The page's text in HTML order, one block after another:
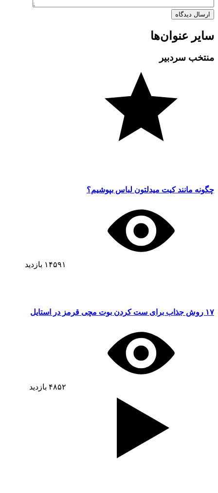
سایر عنوان‌ها
منتخب سردبیر
چگونه مانند کیت میدلتون لباس بپوشیم؟
۱۴۵۹۱ بازدید
۱۷ روش جذاب برای ست کردن بوت مچی قرمز در استایل
۴۸۵۲ بازدید